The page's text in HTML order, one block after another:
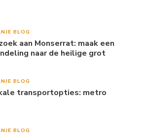
BLOG
aan Monserrat: maak een
naar de heilige grot
BLOG
transportopties: metro
BLOG